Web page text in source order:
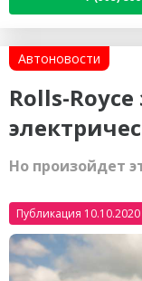
Автоновости
Rolls-
Но произойдет
Публикация